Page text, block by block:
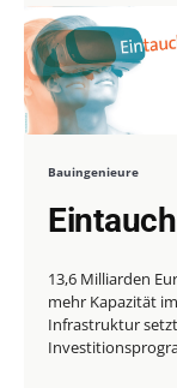
Bauingenieure
13,6 Milliarden
mehr Kapazität
Infrastruktur